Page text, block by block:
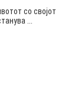
со својот
...